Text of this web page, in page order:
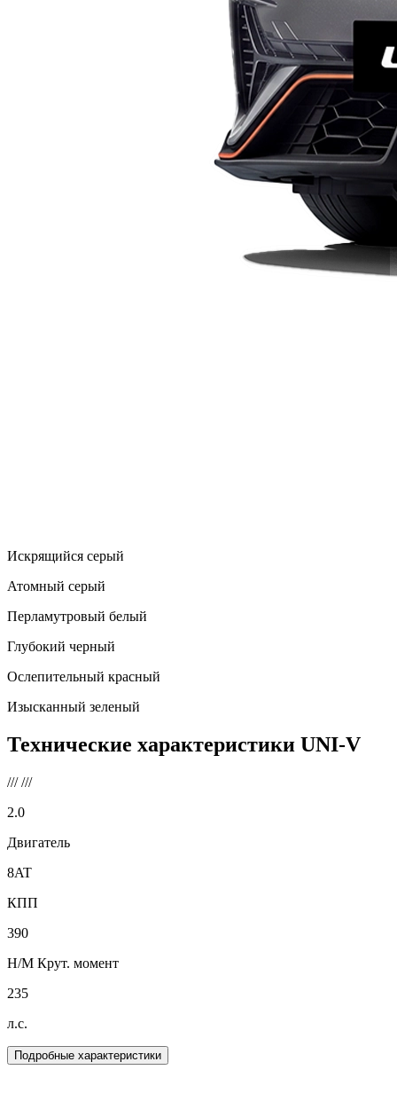
Искрящийся серый
Атомный серый
Перламутровый белый
Глубокий черный
Ослепительный красный
Изысканный зеленый
Технические характеристики UNI-V
/// ///
2.0
Двигатель
8AT
КПП
390
Н/М Крут. момент
235
л.с.
Подробные характеристики